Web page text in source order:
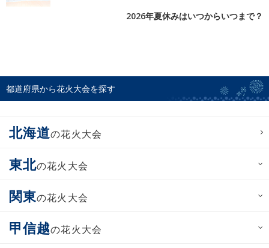
2026年夏休みはいつからいつまで？
都道府県から花火大会を探す
北海道の花火大会
東北の花火大会
関東の花火大会
甲信越の花火大会